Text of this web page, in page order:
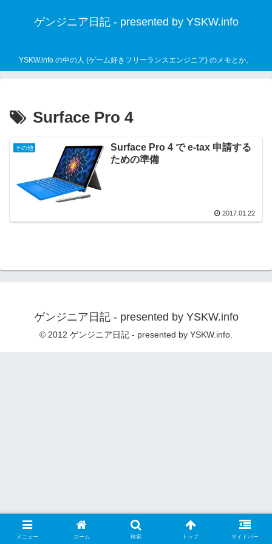
ゲンジニア日記 - presented by YSKW.info
YSKW.info の中の人 (ゲーム好きフリーランスエンジニア) のメモとか。
Surface Pro 4
その他
Surface Pro 4 で e-tax 申請する
ための準備
2017.01.22
ゲンジニア日記 - presented by YSKW.info
© 2012 ゲンジニア日記 - presented by YSKW.info.
メニュー ホーム 検索 トップ サイドバー